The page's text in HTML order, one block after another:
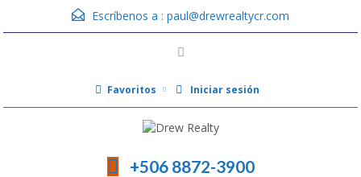
Escríbenos a : paul@drewrealtycr.com
Favoritos Iniciar sesión
+506 8872-3900